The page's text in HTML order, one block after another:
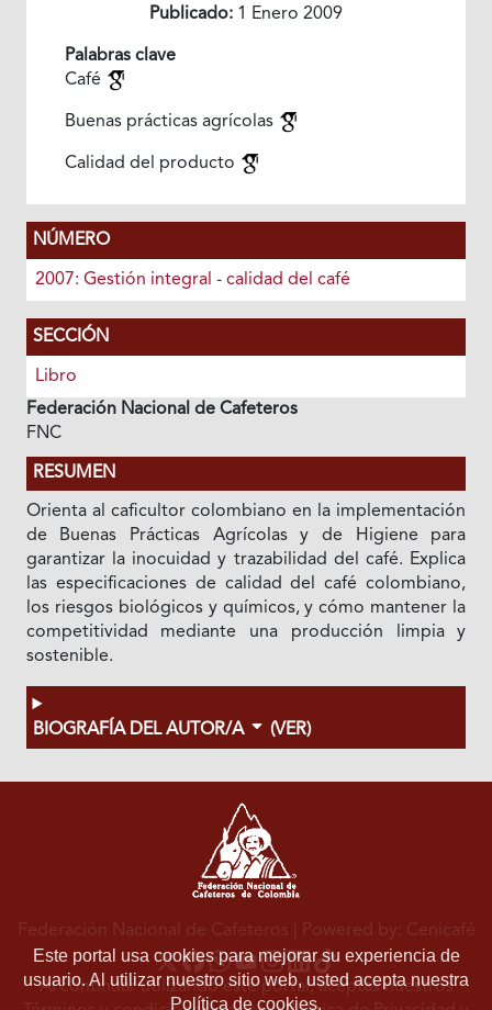
Publicado: 1 Enero 2009
Palabras clave
Café
Buenas prácticas agrícolas
Calidad del producto
NÚMERO
2007: Gestión integral - calidad del café
SECCIÓN
Libro
Federación Nacional de Cafeteros
FNC
RESUMEN
Orienta al caficultor colombiano en la implementación
de Buenas Prácticas Agrícolas y de Higiene para
garantizar la inocuidad y trazabilidad del café. Explica
las especificaciones de calidad del café colombiano,
los riesgos biológicos y químicos, y cómo mantener la
competitividad mediante una producción limpia y
sostenible.
BIOGRAFÍA DEL AUTOR/A (VER)
Este portal usa cookies para mejorar su experiencia de
usuario. Al utilizar nuestro sitio web, usted acepta nuestra
Política de cookies.
Federación Nacional de Cafeteros | Powered by: Cenicafé
Al continuar utilizando este portal, aceptas nuestros